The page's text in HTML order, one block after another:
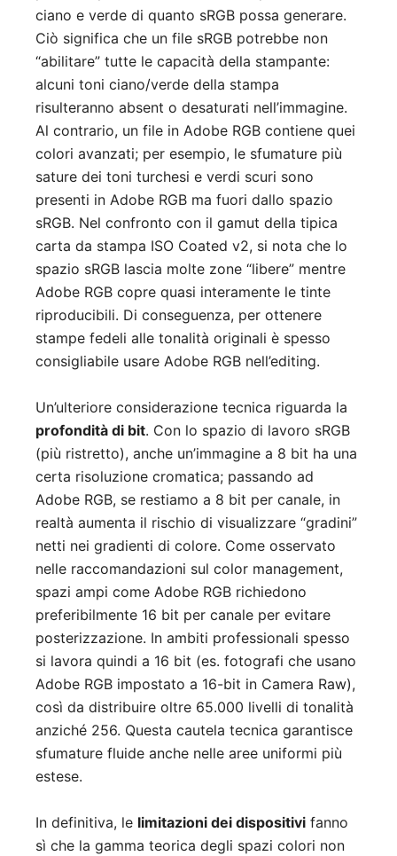
ciano e verde di quanto sRGB possa generare.
Ciò significa che un file sRGB potrebbe non
“abilitare” tutte le capacità della stampante:
alcuni toni ciano/verde della stampa
risulteranno absent o desaturati nell’immagine.
Al contrario, un file in Adobe RGB contiene quei
colori avanzati; per esempio, le sfumature più
sature dei toni turchesi e verdi scuri sono
presenti in Adobe RGB ma fuori dallo spazio
sRGB. Nel confronto con il gamut della tipica
carta da stampa ISO Coated v2, si nota che lo
spazio sRGB lascia molte zone “libere” mentre
Adobe RGB copre quasi interamente le tinte
riproducibili. Di conseguenza, per ottenere
stampe fedeli alle tonalità originali è spesso
consigliabile usare Adobe RGB nell’editing.
Un’ulteriore considerazione tecnica riguarda la
profondità di bit. Con lo spazio di lavoro sRGB
(più ristretto), anche un’immagine a 8 bit ha una
certa risoluzione cromatica; passando ad
Adobe RGB, se restiamo a 8 bit per canale, in
realtà aumenta il rischio di visualizzare “gradini”
netti nei gradienti di colore. Come osservato
nelle raccomandazioni sul color management,
spazi ampi come Adobe RGB richiedono
preferibilmente 16 bit per canale per evitare
posterizzazione. In ambiti professionali spesso
si lavora quindi a 16 bit (es. fotografi che usano
Adobe RGB impostato a 16-bit in Camera Raw),
così da distribuire oltre 65.000 livelli di tonalità
anziché 256. Questa cautela tecnica garantisce
sfumature fluide anche nelle aree uniformi più
estese.
In definitiva, le limitazioni dei dispositivi fanno
sì che la gamma teorica degli spazi colori non